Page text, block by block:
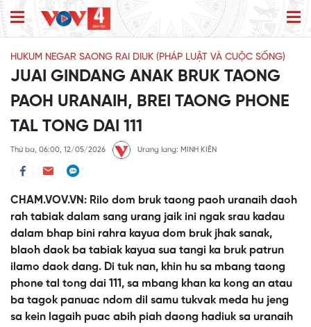
HUKUM NEGAR SAONG RAI DIUK (PHÁP LUẬT VÀ CUỘC SỐNG)
JUAI GINDANG ANAK BRUK TAONG
PAOH URANAIH, BREI TAONG PHONE
TAL TONG DAI 111
Thứ ba, 06:00, 12/05/2026 Urang lang: MINH KIÊN
CHAM.VOV.VN: Rilo dom bruk taong paoh uranaih daoh
rah tabiak dalam sang urang jaik ini ngak srau kadau
dalam bhap bini rahra kayua dom bruk jhak sanak,
blaoh daok ba tabiak kayua sua tangi ka bruk patrun
ilamo daok dang. Di tuk nan, khin hu sa mbang taong
phone tal tong dai 111, sa mbang khan ka kong an atau
ba tagok panuac ndom dil samu tukvak meda hu jeng
sa kein lagaih puac abih piah daong hadiuk sa uranaih